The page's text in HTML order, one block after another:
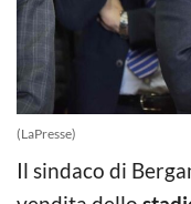
(LaPresse)
Il sindaco di